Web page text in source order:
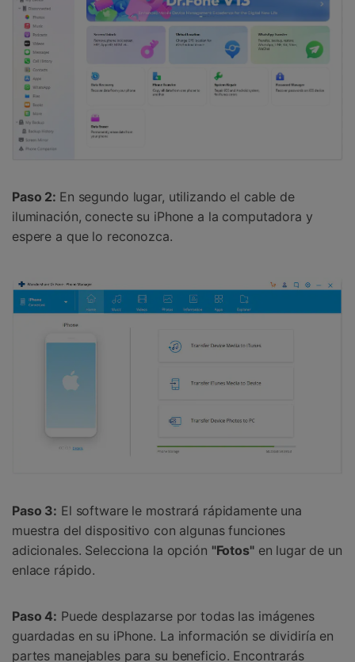
Paso 2: En segundo lugar, utilizando el cable de
iluminación, conecte su iPhone a la computadora y
espere a que lo reconozca.
Paso 3: El software le mostrará rápidamente una
muestra del dispositivo con algunas funciones
adicionales. Selecciona la opción "Fotos" en lugar de un
enlace rápido.
Paso 4: Puede desplazarse por todas las imágenes
guardadas en su iPhone. La información se dividiría en
partes manejables para su beneficio. Encontrarás